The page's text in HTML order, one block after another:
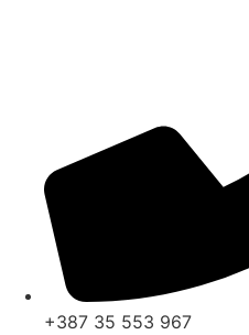
+387 35 553 967